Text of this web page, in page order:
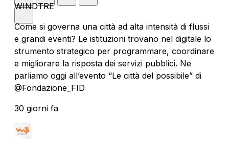
WINDTRE
Come si governa una città ad alta intensità di flussi
e grandi eventi? Le istituzioni trovano nel digitale lo
strumento strategico per programmare, coordinare
e migliorare la risposta dei servizi pubblici. Ne
parliamo oggi all’evento “Le città del possibile” di
@Fondazione_FID
30 giorni fa